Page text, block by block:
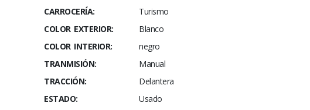
CARROCERÍA:
Turismo
COLOR EXTERIOR:
Blanco
COLOR INTERIOR:
negro
TRANMISIÓN:
Manual
TRACCIÓN:
Delantera
ESTADO:
Usado